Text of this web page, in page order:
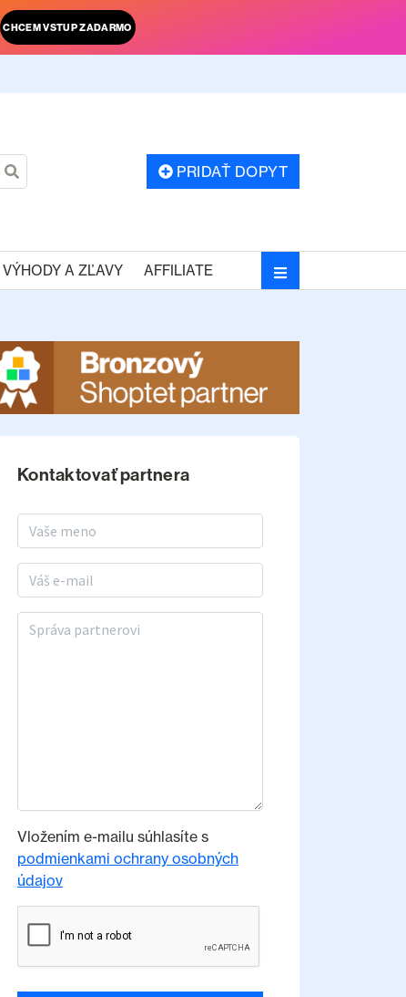
CHCEM VSTUP ZADARMO
PRIDAŤ DOPYT
VÝHODY A ZĽAVY AFFILIATE
Kontaktovať partnera
Meno a priezvisko
E-mail
Správa partnerovi
Vložením e-mailu súhlasíte s
podmienkami ochrany osobných
údajov